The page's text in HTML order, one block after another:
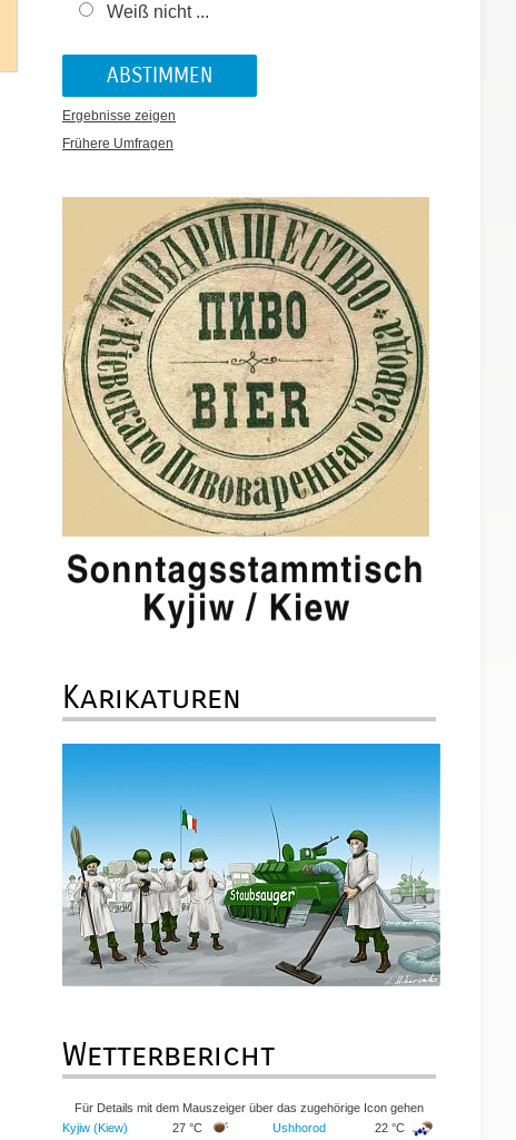
Weiß nicht ...
Ergebnisse zeigen
Frühere Umfragen
Karikaturen
Wetterbericht
Für Details mit dem Mauszeiger über das zugehörige Icon gehen
Kyjiw (Kiew)
27 °C Ushhorod 22 °C